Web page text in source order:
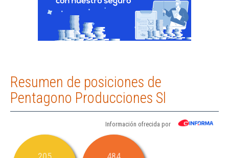
Resumen de posiciones de
Pentagono Producciones Sl
Información ofrecida por